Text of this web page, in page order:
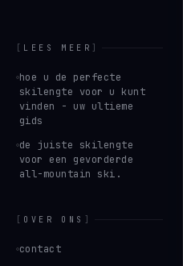
[ LEES MEER ]
hoe u de perfecte
skilengte voor u kunt
vinden - uw ultieme
gids
de juiste skilengte
voor een gevorderde
all-mountain ski.
[ OVER ONS ]
contact